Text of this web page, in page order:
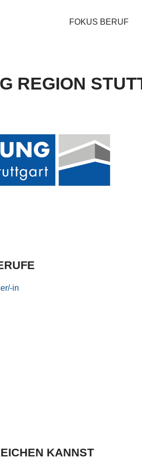
FOKUS BERUF
REGION
in
KANNST